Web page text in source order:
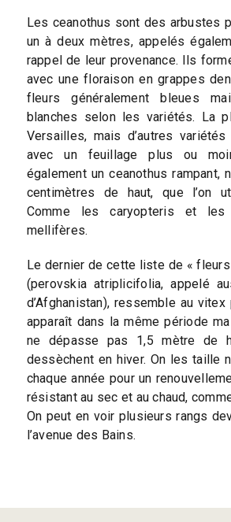
Les ceanothus sont des arbustes
un à deux mètres, appelés
rappel de leur provenance. Ils
avec une floraison en grappes
fleurs généralement bleues
blanches selon les variétés. La
Versailles, mais d’autres
avec un feuillage plus ou
également un ceanothus rampant,
centimètres de haut, que l’on
Comme les caryopteris et
mellifères.
Le dernier de cette liste de «
(perovskia atriplicifolia, appelé
d’Afghanistan), ressemble au
apparaît dans la même période
ne dépasse pas 1,5 mètre de
dessèchent en hiver. On les taille
chaque année pour un
résistant au sec et au chaud,
On peut en voir plusieurs rangs
l’avenue des Bains.